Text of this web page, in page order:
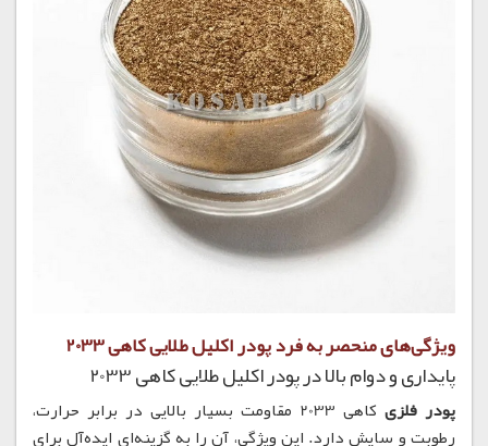
ویژگی‌های منحصر به فرد پودر اکلیل طلایی کاهی 2033
پایداری و دوام بالا در پودر اکلیل طلایی کاهی 2033
پودر فلزی
کاهی 2033 مقاومت بسیار بالایی در برابر حرارت،
رطوبت و سایش دارد. این ویژگی، آن را به گزینه‌ای ایده‌آل برای